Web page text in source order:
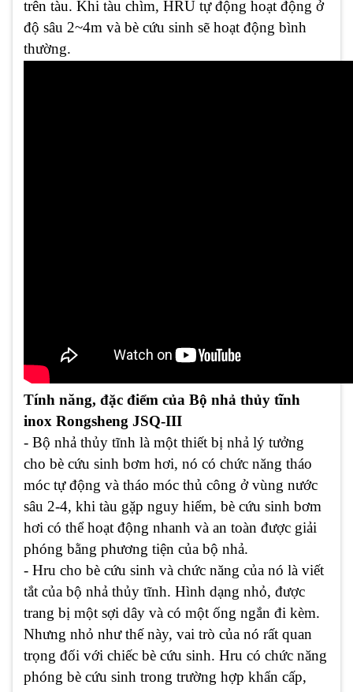
trên tàu. Khi tàu chìm, HRU tự động hoạt động ở
độ sâu 2~4m và bè cứu sinh sẽ hoạt động bình
thường.
Tính năng, đặc điểm của Bộ nhả thủy tĩnh
inox Rongsheng JSQ-III
- Bộ nhả thủy tĩnh là một thiết bị nhả lý tưởng
cho bè cứu sinh bơm hơi, nó có chức năng tháo
móc tự động và tháo móc thủ công ở vùng nước
sâu 2-4, khi tàu gặp nguy hiểm, bè cứu sinh bơm
hơi có thể hoạt động nhanh và an toàn được giải
phóng bằng phương tiện của bộ nhả.
- Hru cho bè cứu sinh và chức năng của nó là viết
tắt của bộ nhả thủy tĩnh. Hình dạng nhỏ, được
trang bị một sợi dây và có một ống ngắn đi kèm.
Nhưng nhỏ như thế này, vai trò của nó rất quan
trọng đối với chiếc bè cứu sinh. Hru có chức năng
phóng bè cứu sinh trong trường hợp khẩn cấp,